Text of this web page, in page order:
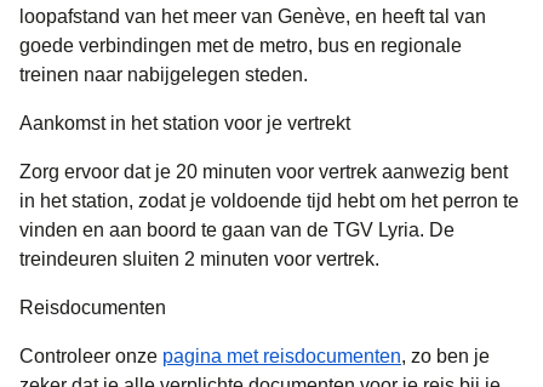
loopafstand van het meer van Genève, en heeft tal van
goede verbindingen met de metro, bus en regionale
treinen naar nabijgelegen steden.
Aankomst in het station voor je vertrekt
Zorg ervoor dat je 20 minuten voor vertrek aanwezig bent
in het station, zodat je voldoende tijd hebt om het perron te
vinden en aan boord te gaan van de TGV Lyria. De
treindeuren sluiten 2 minuten voor vertrek.
Reisdocumenten
Controleer onze pagina met reisdocumenten, zo ben je